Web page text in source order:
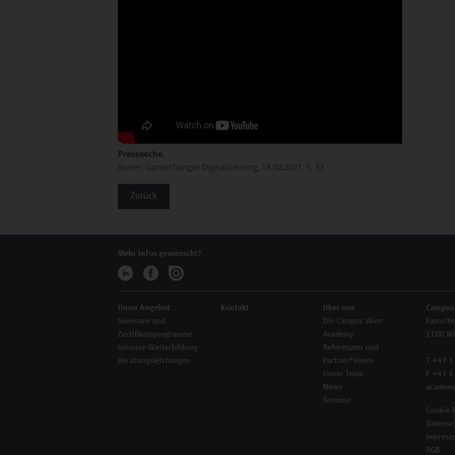
Presseecho
Kurier, Gamechanger Digitalisierung, 18.02.2021, S. 33
Zurück
Mehr Infos gewünscht?
Unser Angebot
Seminare und
Zertifikatsprogramme
Inhouse-Weiterbildung
Beratungsleistungen
Über uns
Die Campus Wien
Academy
Referenzen und
Partner*innen
Unser Team
News
Termine
Kontakt
1100
T +43
F +43
Cookie-
AGB